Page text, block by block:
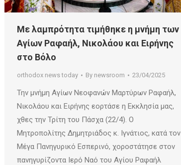
Με λαμπρότητα τιμήθηκε η μνήμη των
Αγίων Ραφαήλ, Νικολάου και Ειρήνης
στο Βόλο
orthodox news today By newsroom 23/04/2025
Την μνήμη Αγίων Νεοφανών Μαρτύρων Ραφαήλ,
Νικολάου και Ειρήνης εορτάσε η Εκκλησία μας,
χθες την Τρίτη του Πάσχα (22/4). Ο
Μητροπολίτης Δημητριάδος κ. Ιγνάτιος, κατά τον
Μέγα Πανηγυρικό Εσπερινό, χοροστάτησε στον
πανηγυρίζοντα Ιερό Ναό του Αγίου Ραφαήλ